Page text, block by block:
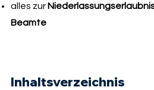
alles zur
Beamte
Inhaltsverzeichnis